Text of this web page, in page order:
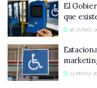
El
que
16 JUNIO,
13 MAYO,